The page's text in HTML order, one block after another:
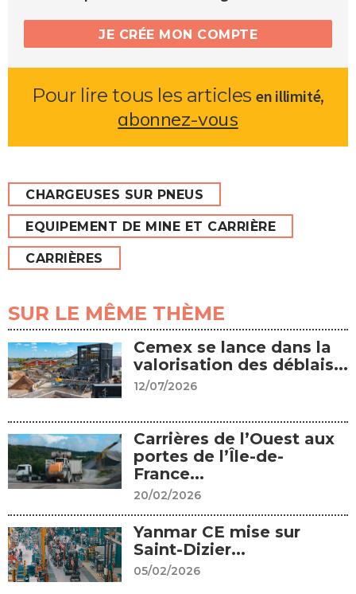
JE CRÉE MON COMPTE
Pour lire tous les articlesen illimité,
abonnez-vous
CHARGEUSES SUR PNEUS
EQUIPEMENT DE MINE ET CARRIÈRE
CARRIÈRES
SUR LE MÊME THÈME
Cemex se lance dans la
valorisation des déblais...
12/07/2026
Carrières de l’Ouest aux
portes de l’Île-de-
France...
20/02/2026
Yanmar CE mise sur
Saint-Dizier...
05/02/2026